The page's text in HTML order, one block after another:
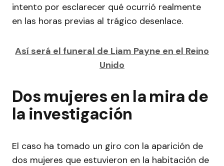
intento por esclarecer qué ocurrió realmente
en las horas previas al trágico desenlace.
Así será el funeral de Liam Payne en el Reino
Unido
Dos mujeres en la mira de
la investigación
El caso ha tomado un giro con la aparición de
dos mujeres que estuvieron en la habitación de